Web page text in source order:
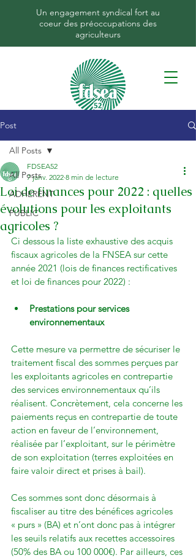
Un engagement syndical fort au
coeur des préoccupations des
agriculteurs
Post
All Posts
ADHERENT
PUBLIC
All Posts
Loi de finances pour 2022 : quelles
évolutions pour les exploitants
agricoles ?
FDSEA52
7 janv. 2022 8 min de lecture
Ci dessous la liste exhaustive des acquis
fiscaux agricoles de la FNSEA sur cette
année 2021 (lois de finances rectificatives
Prestations pour services
environnementaux
Cette mesure va permettre de sécuriser le
traitement fiscal des sommes perçues par
les exploitants agricoles en contrepartie
des services environnementaux qu’ils
réalisent. Concrètement, cela concerne les
paiements reçus en contrepartie de toute
action en faveur de l’environnement,
réalisée par l’exploitant, sur le périmètre
de son exploitation (terres exploitées en
faire valoir direct et prises à bail).
Ces sommes sont donc désormais à
fiscaliser au titre des bénéfices agricoles
« purs » (BA) et n’ont donc pas à intégrer
les seuils relatifs aux recettes accessoires
(50% des BA ou 100 000€). Par ailleurs, ces